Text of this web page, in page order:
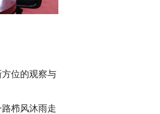
位的观察与
栉风沐雨走